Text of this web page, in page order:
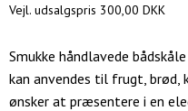
Vejl. udsalgspris 300,00 DKK
Smukke håndlavede
kan anvendes til frugt, brød,
ønsker at præsentere i en